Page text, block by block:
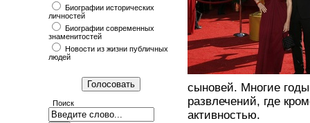
Биографии исторических
личностей
Биографии современных
знаменитостей
Новости из жизни публичных
людей
Поиск
сыновей. Многие
развлечений, где
активностью.